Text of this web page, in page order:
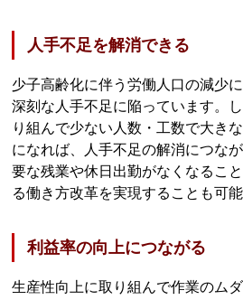
人手不足を解消できる
少子高齢化に伴う労働人口の減少
深刻な人手不足に陥っています。
り組んで少ない人数・工数で大き
になれば、人手不足の解消につな
要な残業や休日出勤がなくなるこ
る働き方改革を実現することも可能
利益率の向上につながる
生産性向上に取り組んで作業のム